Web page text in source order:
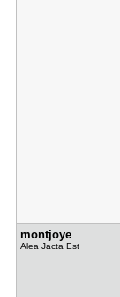
montjoye
Alea Jacta Est